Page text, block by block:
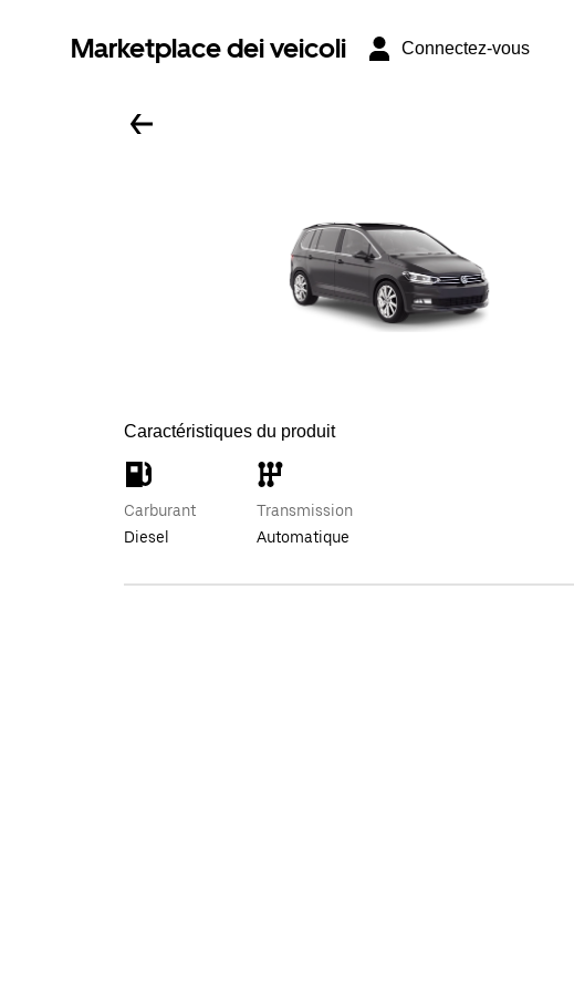
Marketplace dei veicoli Connectez-vous
Caractéristiques du produit
Carburant
Diesel
Transmission
Automatique